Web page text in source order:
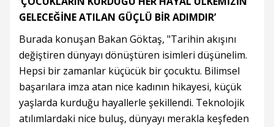
GELECEĞİNE ATILAN GÜÇLÜ BİR ADIMDIR’
Burada konuşan Bakan Göktaş, "Tarihin akışını
değiştiren dünyayı dönüştüren isimleri düşünelim.
Hepsi bir zamanlar küçücük bir çocuktu. Bilimsel
başarılara imza atan nice kadının hikayesi, küçük
yaşlarda kurduğu hayallerle şekillendi. Teknolojik
atılımlardaki nice buluş, dünyayı merakla keşfeden